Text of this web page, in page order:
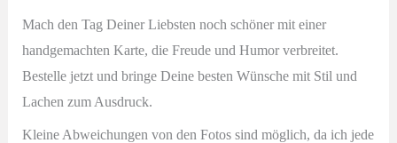
Mach den Tag Deiner Liebsten noch schöner mit einer
handgemachten Karte, die Freude und Humor verbreitet.
Bestelle jetzt und bringe Deine besten Wünsche mit Stil und
Lachen zum Ausdruck.
Kleine Abweichungen von den Fotos sind möglich, da ich jede